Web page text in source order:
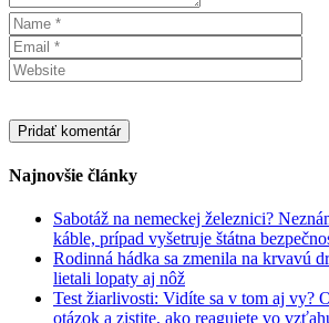
Najnovšie články
Sabotáž na nemeckej železnici?
káble, prípad vyšetruje štátna
Rodinná hádka sa zmenila na krvavú
lietali lopaty aj nôž
Test žiarlivosti: Vidíte sa v tom aj vy?
otázok a zistite, ako reagujete vo